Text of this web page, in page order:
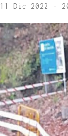
11 Dic 2022 -